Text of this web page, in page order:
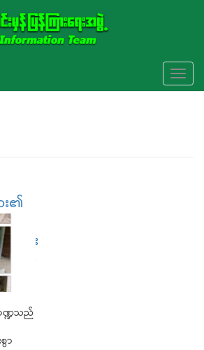
း၏
ပ်
ဆုံးရှုံး
ြေခံ
ြန်
ဍသည်
ာ